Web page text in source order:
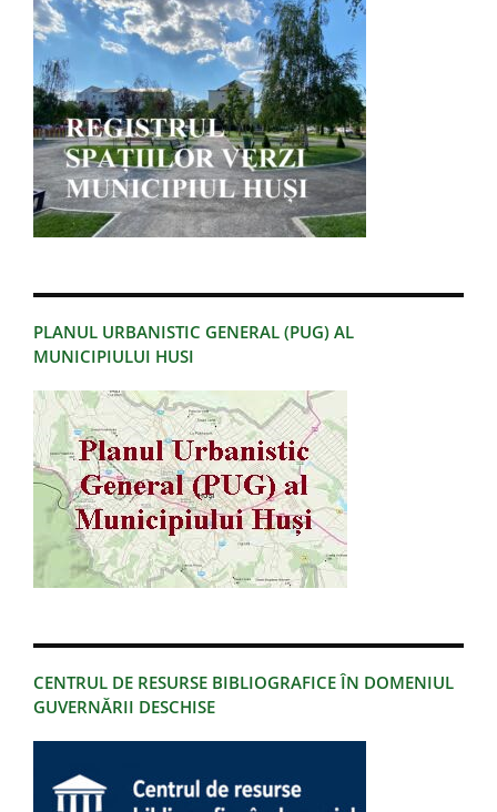
PLANUL URBANISTIC GENERAL (PUG) AL
MUNICIPIULUI HUSI
CENTRUL DE RESURSE BIBLIOGRAFICE ÎN DOMENIUL
GUVERNĂRII DESCHISE